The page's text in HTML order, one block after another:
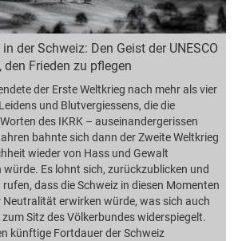
der Schweiz: Den Geist der UNESCO
Frieden zu pflegen
der Erste Weltkrieg nach mehr als vier
und Blutvergiessens, die die
des IKRK – auseinandergerissen
bahnte sich dann der Zweite Weltkrieg
wieder von Hass und Gewalt
Es lohnt sich, zurückzublicken und
dass die Schweiz in diesen Momenten
erwirken würde, was sich auch
Sitz des Völkerbundes widerspiegelt.
künftige Fortdauer der Schweiz